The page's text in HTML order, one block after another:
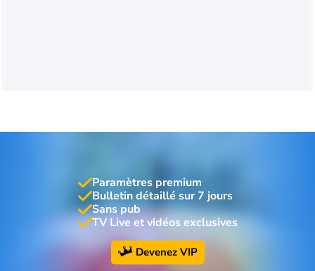
Paramètres premium
Bulletin détaillé sur 7 jours
Sans pub
TV Live et vidéos exclusives
Devenez VIP